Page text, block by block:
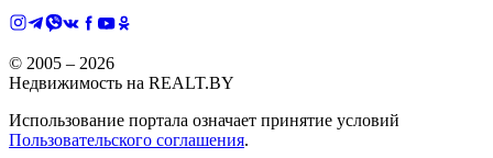
© 2005 – 2026
Недвижимость на REALT.BY
Использование портала означает принятие условий
Пользовательского соглашения.